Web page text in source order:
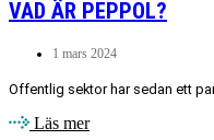
VAD ÄR PEPPOL?
1 mars 2024
Offentlig sektor har sedan ett
Läs mer